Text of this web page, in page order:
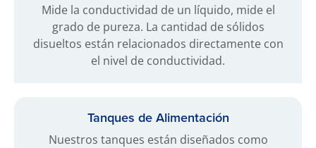
Mide la conductividad de un líquido, mide el
grado de pureza. La cantidad de sólidos
disueltos están relacionados directamente con
el nivel de conductividad.
Tanques de Alimentación
Nuestros tanques están diseñados como